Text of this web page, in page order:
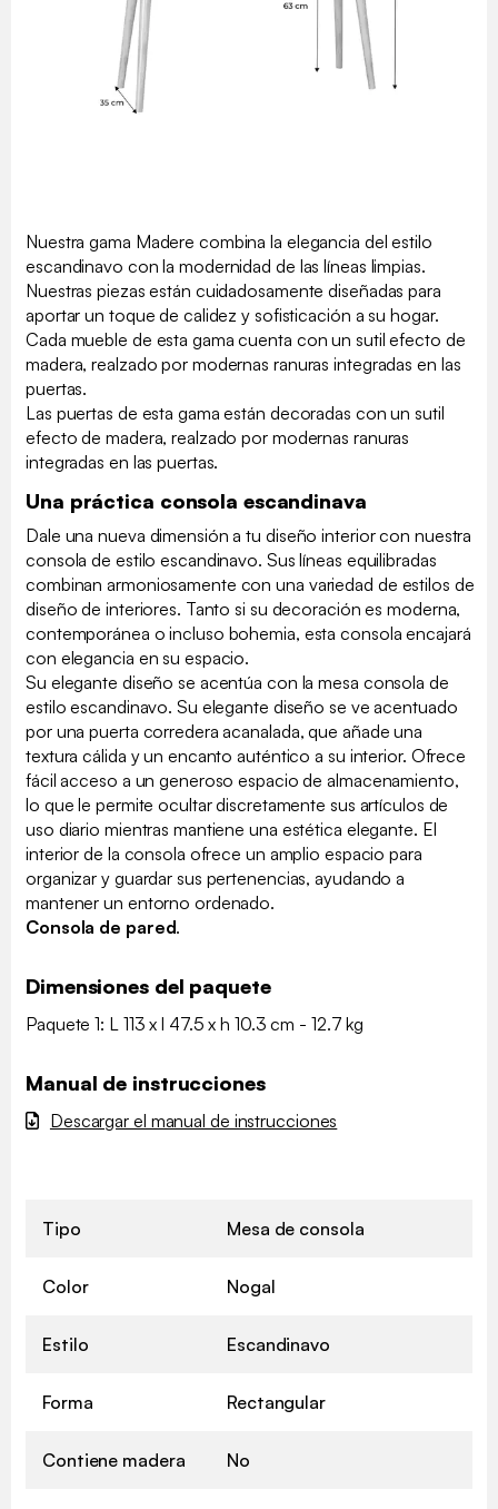
Nuestra gama Madere combina la elegancia del estilo
escandinavo con la modernidad de las líneas limpias.
Nuestras piezas están cuidadosamente diseñadas para
aportar un toque de calidez y sofisticación a su hogar.
Cada mueble de esta gama cuenta con un sutil efecto de
madera, realzado por modernas ranuras integradas en las
puertas.
Las puertas de esta gama están decoradas con un sutil
efecto de madera, realzado por modernas ranuras
integradas en las puertas.
Una práctica consola escandinava
Dale una nueva dimensión a tu diseño interior con nuestra
consola de estilo escandinavo. Sus líneas equilibradas
combinan armoniosamente con una variedad de estilos de
diseño de interiores. Tanto si su decoración es moderna,
contemporánea o incluso bohemia, esta consola encajará
con elegancia en su espacio.
Su elegante diseño se acentúa con la mesa consola de
estilo escandinavo. Su elegante diseño se ve acentuado
por una puerta corredera acanalada, que añade una
textura cálida y un encanto auténtico a su interior. Ofrece
fácil acceso a un generoso espacio de almacenamiento,
lo que le permite ocultar discretamente sus artículos de
uso diario mientras mantiene una estética elegante. El
interior de la consola ofrece un amplio espacio para
organizar y guardar sus pertenencias, ayudando a
mantener un entorno ordenado.
Consola de pared.
Dimensiones del paquete
Paquete 1: L 113 x l 47.5 x h 10.3 cm - 12.7 kg
Manual de instrucciones
Descargar el manual de instrucciones
Tipo Mesa de consola
Color Nogal
Estilo Escandinavo
Forma Rectangular
Contiene madera No